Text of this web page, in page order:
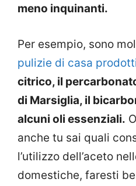
meno inquinanti.
Per esempio, sono
pulizie di casa
citrico, il
di Marsiglia, il
alcuni oli essenziali.
anche tu sai quali
l’utilizzo dell’aceto
domestiche, faresti